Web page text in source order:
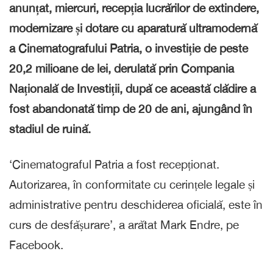
anunțat, miercuri, recepția lucrărilor de extindere,
modernizare și dotare cu aparatură ultramodernă
a Cinematografului Patria, o investiție de peste
20,2 milioane de lei, derulată prin Compania
Națională de Investiții, după ce această clădire a
fost abandonată timp de 20 de ani, ajungând în
stadiul de ruină.
‘Cinematograful Patria a fost recepționat.
Autorizarea, în conformitate cu cerințele legale și
administrative pentru deschiderea oficială, este în
curs de desfășurare’, a arătat Mark Endre, pe
Facebook.